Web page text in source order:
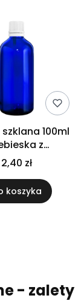
100ml
z
białym
2,40 zł
koszyka
- zalety